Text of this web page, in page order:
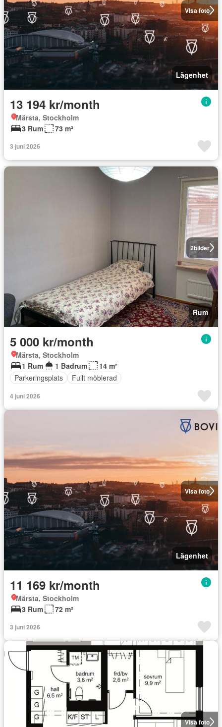
Visa foto
Lägenhet
13 194 kr/month
Märsta, Stockholm
3 Rum
73 m²
3 juni 2026
2bilder
Rum
5 000 kr/month
Märsta, Stockholm
1 Rum
1 Badrum
14 m²
Parkeringsplats
Fullt möblerad
4 juni 2026
Visa foto
Lägenhet
11 169 kr/month
Märsta, Stockholm
3 Rum
72 m²
3 juni 2026
Visa foto